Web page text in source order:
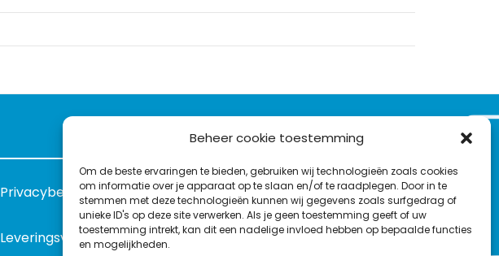
Beheer cookie toestemming
Om de beste ervaringen te bieden, gebruiken wij technologieën zoals cookies
om informatie over je apparaat op te slaan en/of te raadplegen. Door in te
stemmen met deze technologieën kunnen wij gegevens zoals surfgedrag of
unieke ID's op deze site verwerken. Als je geen toestemming geeft of uw
toestemming intrekt, kan dit een nadelige invloed hebben op bepaalde functies
en mogelijkheden.
Privacybeleid
Leveringsvoorwaarden
VOLG ONS OP:
L
i
nT
w
F
a
c
Y
o
u
C
o
n